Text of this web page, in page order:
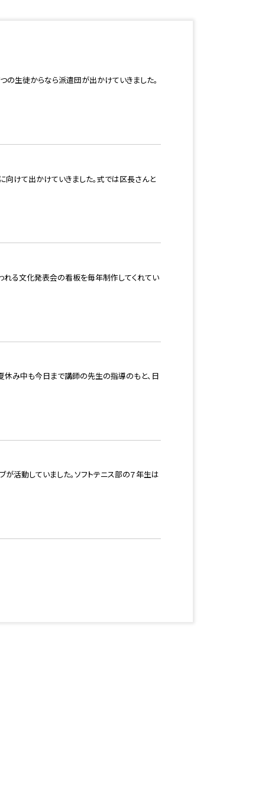
生徒からなら派遣団が出かけていきました。
けて出かけていきました。式では区長さんと
れる文化発表会の看板を毎年制作してくれてい
休み中も今日まで講師の先生の指導のもと、日
が活動していました。ソフトテニス部の７年生は